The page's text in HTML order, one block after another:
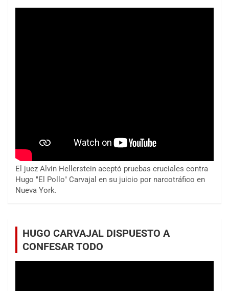
El juez Alvin Hellerstein aceptó pruebas cruciales contra
Hugo "El Pollo" Carvajal en su juicio por narcotráfico en
Nueva York.
HUGO CARVAJAL DISPUESTO A
CONFESAR TODO